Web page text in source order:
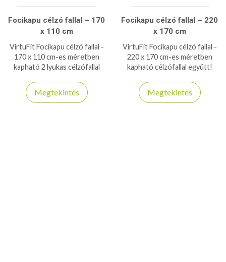
Focikapu célzó fallal – 170
x 110 cm
VirtuFit Focikapu célzó fallal -
170 x 110 cm-es méretben
kapható 2 lyukas célzófallal
Megtekintés
Focikapu célzó fallal – 220
x 170 cm
VirtuFit Focikapu célzó fallal -
220 x 170 cm-es méretben
kapható célzófallal együtt!
Megtekintés